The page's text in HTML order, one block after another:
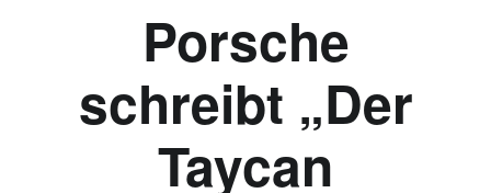
Porsche
schreibt „Der
Taycan